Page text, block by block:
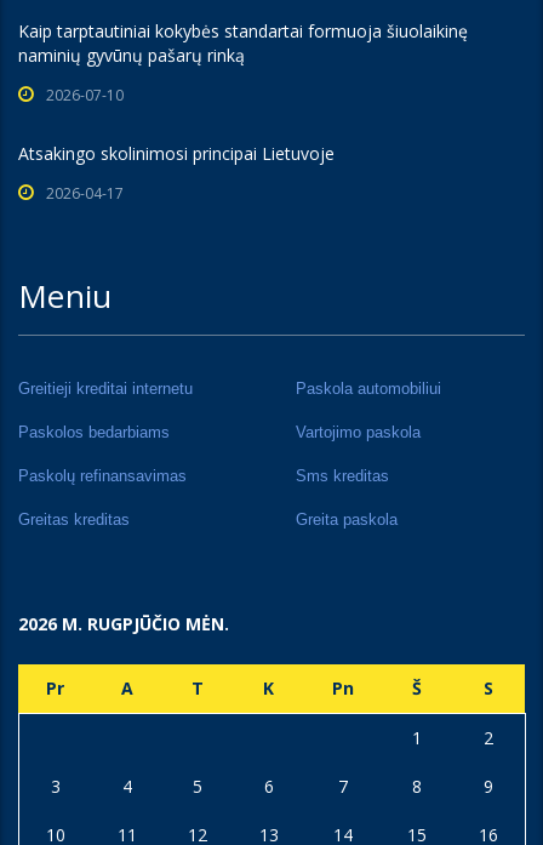
Kaip tarptautiniai kokybės standartai formuoja šiuolaikinę
naminių gyvūnų pašarų rinką
2026-07-10
Atsakingo skolinimosi principai Lietuvoje
2026-04-17
Meniu
Greitieji kreditai internetu Paskola automobiliui
Paskolos bedarbiams Vartojimo paskola
Paskolų refinansavimas Sms kreditas
Greitas kreditas Greita paskola
2026 M. RUGPJŪČIO MĖN.
Pr A T K Pn Š S
1 2
3 4 5 6 7 8 9
10 11 12 13 14 15 16